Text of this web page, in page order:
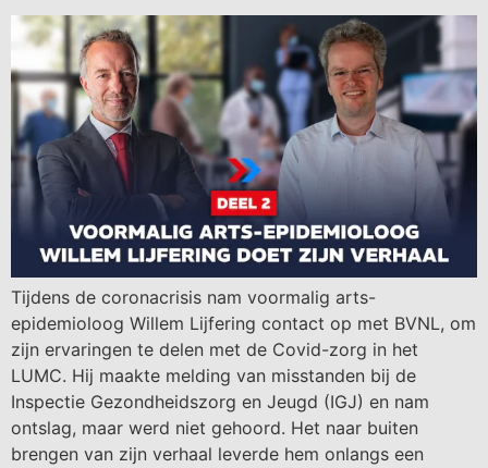
Tijdens de coronacrisis nam voormalig arts-
epidemioloog Willem Lijfering contact op met BVNL, om
zijn ervaringen te delen met de Covid-zorg in het
LUMC. Hij maakte melding van misstanden bij de
Inspectie Gezondheidszorg en Jeugd (IGJ) en nam
ontslag, maar werd niet gehoord. Het naar buiten
brengen van zijn verhaal leverde hem onlangs een